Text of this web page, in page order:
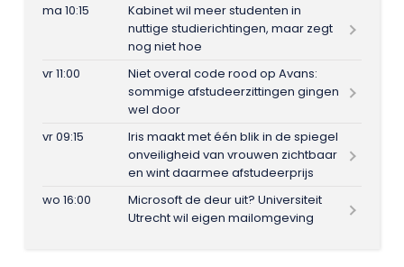
ma 10:15
Kabinet wil meer studenten in
nuttige studierichtingen, maar zegt
nog niet hoe
vr 11:00
Niet overal code rood op Avans:
sommige afstudeerzittingen gingen
wel door
vr 09:15
Iris maakt met één blik in de spiegel
onveiligheid van vrouwen zichtbaar
en wint daarmee afstudeerprijs
wo 16:00
Microsoft de deur uit? Universiteit
Utrecht wil eigen mailomgeving